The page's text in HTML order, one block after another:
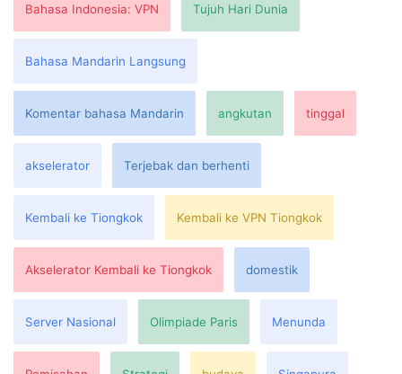
Bahasa Indonesia: VPN Tujuh Hari Dunia
Bahasa Mandarin Langsung
Komentar bahasa Mandarin angkutan tinggal
akselerator Terjebak dan berhenti
Kembali ke Tiongkok Kembali ke VPN Tiongkok
Akselerator Kembali ke Tiongkok domestik
Server Nasional Olimpiade Paris Menunda